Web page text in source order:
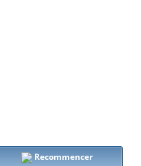
Recommencer